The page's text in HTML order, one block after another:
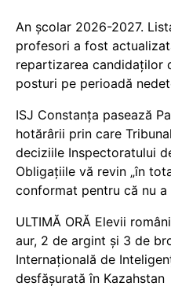
An școlar 2026-2027.
profesori a fost
repartizarea candidaților
posturi pe perioadă
ISJ Constanța pasează
hotărârii prin care
deciziile Inspectoratului
Obligațiile vă revin „în
conformat pentru că nu
ULTIMĂ ORĂ Elevii
aur, 2 de argint și 3 de
Internațională de
desfășurată în Kazahstan